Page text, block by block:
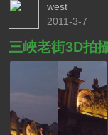
west
2011-3-7
三峽老街3D拍